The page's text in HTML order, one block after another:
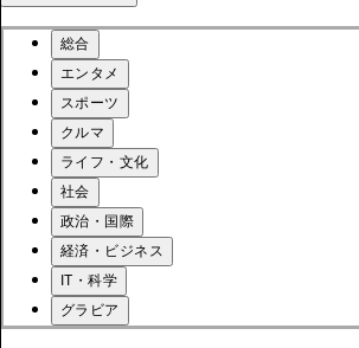
総合
エンタメ
スポーツ
クルマ
ライフ・文化
社会
政治・国際
経済・ビジネス
IT・科学
グラビア